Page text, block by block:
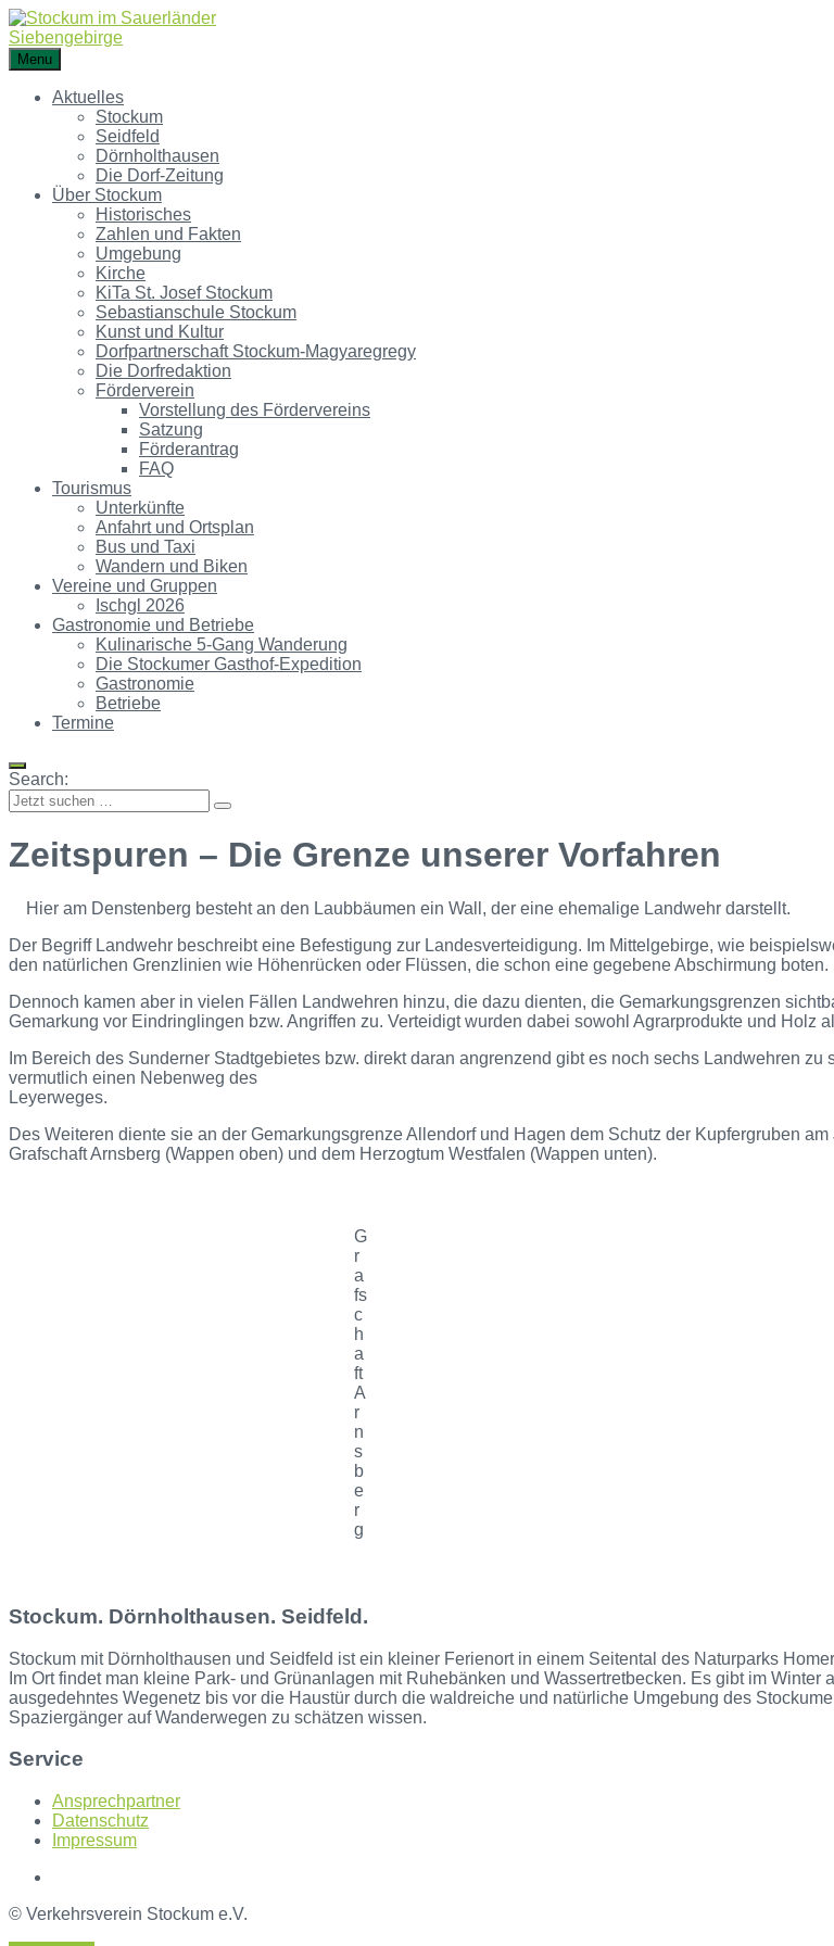
Menu
Aktuelles
Stockum
Seidfeld
Dörnholthausen
Die Dorf-Zeitung
Über Stockum
Historisches
Zahlen und Fakten
Umgebung
Kirche
KiTa St. Josef Stockum
Sebastianschule Stockum
Kunst und Kultur
Dorfpartnerschaft Stockum-Magyaregregy
Die Dorfredaktion
Förderverein
Vorstellung des Fördervereins
Satzung
Förderantrag
FAQ
Tourismus
Unterkünfte
Anfahrt und Ortsplan
Bus und Taxi
Wandern und Biken
Vereine und Gruppen
Ischgl 2026
Gastronomie und Betriebe
Kulinarische 5-Gang Wanderung
Die Stockumer Gasthof-Expedition
Gastronomie
Betriebe
Termine
Search:
Zeitspuren – Die Grenze unserer Vorfahren
Hier am Denstenberg besteht an den Laubbäumen ein Wall, der eine ehemalige Landwehr darstellt.
Der Begriff Landwehr beschreibt eine Befestigung zur Landesverteidigung. Im Mittelgebirge, wie
den natürlichen Grenzlinien wie Höhenrücken oder Flüssen, die schon eine gegebene Abschirmung boten.
Dennoch kamen aber in vielen Fällen Landwehren hinzu, die dazu dienten, die Gemarkungsgrenzen
Gemarkung vor Eindringlingen bzw. Angriffen zu. Verteidigt wurden dabei sowohl Agrarprodukte und Holz
Im Bereich des Sunderner Stadtgebietes bzw. direkt daran angrenzend gibt es noch sechs Landwehren
vermutlich einen Nebenweg des
Leyerweges.
Des Weiteren diente sie an der Gemarkungsgrenze Allendorf und Hagen dem Schutz der Kupfergruben
Grafschaft Arnsberg (Wappen oben) und dem Herzogtum Westfalen (Wappen unten).
G
r
a
fs
c
h
a
ft
A
r
n
s
b
e
r
g
Stockum. Dörnholthausen. Seidfeld.
Stockum mit Dörnholthausen und Seidfeld ist ein kleiner Ferienort in einem Seitental des Naturparks
Im Ort findet man kleine Park- und Grünanlagen mit Ruhebänken und Wassertretbecken. Es gibt im
ausgedehntes Wegenetz bis vor die Haustür durch die waldreiche und natürliche Umgebung des
Spaziergänger auf Wanderwegen zu schätzen wissen.
Service
Ansprechpartner
Datenschutz
Impressum
© Verkehrsverein Stockum e.V.